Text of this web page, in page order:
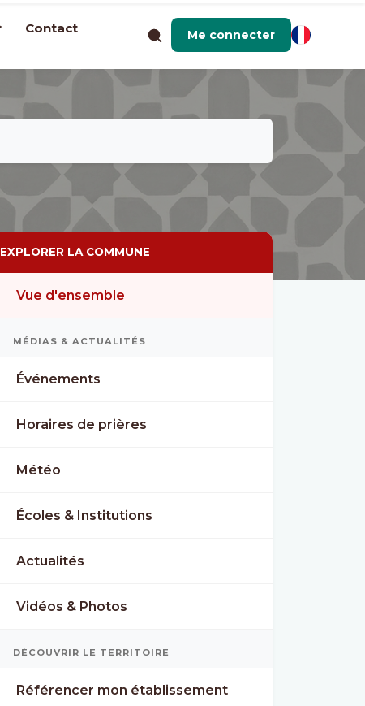
Contact Me connecter
EXPLORER LA COMMUNE
Vue d'ensemble
MÉDIAS & ACTUALITÉS
Événements
Horaires de prières
Météo
Écoles & Institutions
Actualités
Vidéos & Photos
DÉCOUVRIR LE TERRITOIRE
Référencer mon établissement